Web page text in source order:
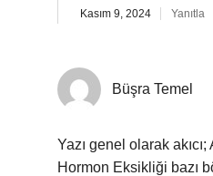
Kasım 9, 2024 Yanıtla
Büşra Temel
Yazı genel olarak
Hormon Eksikliği bazı